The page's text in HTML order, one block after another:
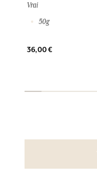
Vrai
50g
36,00 €